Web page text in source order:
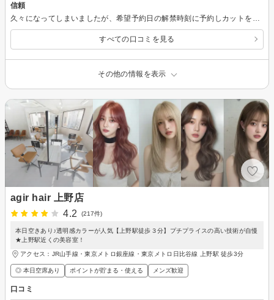
信頼
すべての口コミを見る
その他の情報を表示
agir hair 上野店
4.2
(217件)
本日空きあり♪透明感カラーが人気【上野駅徒歩３分】プチプライスの高い技術が自慢
★上野駅近くの美容室！
アクセス：JR山手線・東京メトロ銀座線・東京メトロ日比谷線 上野駅 徒歩3分
◎ 本日空席あり ポイントが貯まる・使える メンズ歓迎
口コミ